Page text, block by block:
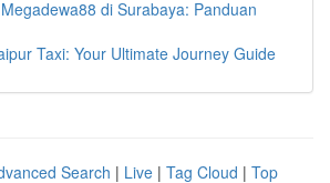
di Surabaya: Panduan
Taxi: Your Ultimate Journey Guide
Search | Live | Tag Cloud | Top